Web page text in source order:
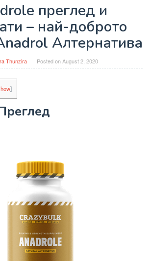
преглед и
– най-доброто
Алтернатива
Thunzira Posted onAugust 2, 2020
]